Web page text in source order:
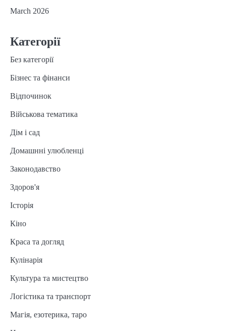
March 2026
Категорії
Без категорії
Бізнес та фінанси
Відпочинок
Військова тематика
Дім і сад
Домашнні улюбленці
Законодавство
Здоров'я
Історія
Кіно
Краса та догляд
Кулінарія
Культура та мистецтво
Логістика та транспорт
Магія, езотерика, таро